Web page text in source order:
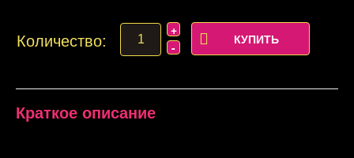
Количество:
Краткое описание